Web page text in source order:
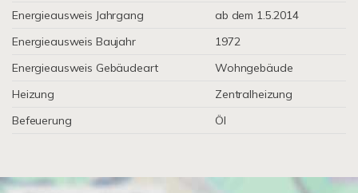
Energieausweis Jahrgang
ab dem 1.5.2014
Energieausweis Baujahr
1972
Energieausweis Gebäudeart
Wohngebäude
Heizung
Zentralheizung
Befeuerung
Öl